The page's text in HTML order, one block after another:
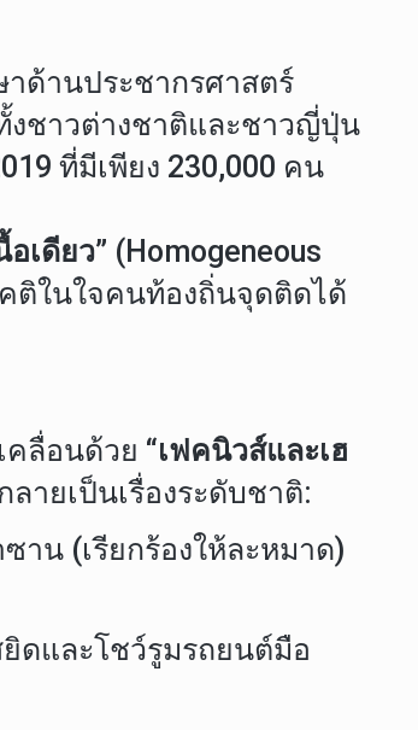
ด้านประชากรศาสตร์
งชาวต่างชาติและชาวญี่ปุ่น
ที่มีเพียง 230,000 คน
อเดียว” (Homogeneous
ติในใจคนท้องถิ่นจุดติดได้
คลื่อนด้วย “เฟคนิวส์และเฮ
ายเป็นเรื่องระดับชาติ:
าน (เรียกร้องให้ละหมาด)
ดและโชว์รูมรถยนต์มือ